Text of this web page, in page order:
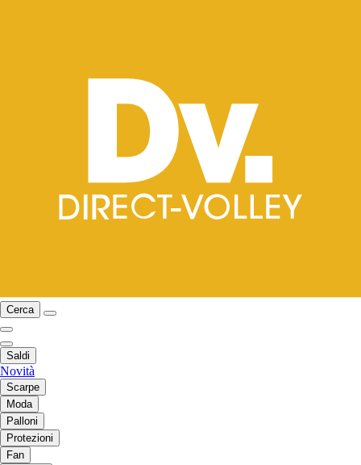
Cerca
Saldi
Novità
Scarpe
Moda
Palloni
Protezioni
Fan